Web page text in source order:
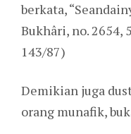
berkata,
Bukhâri, no. 2654,
143/87)
Demikian juga
orang munafik,